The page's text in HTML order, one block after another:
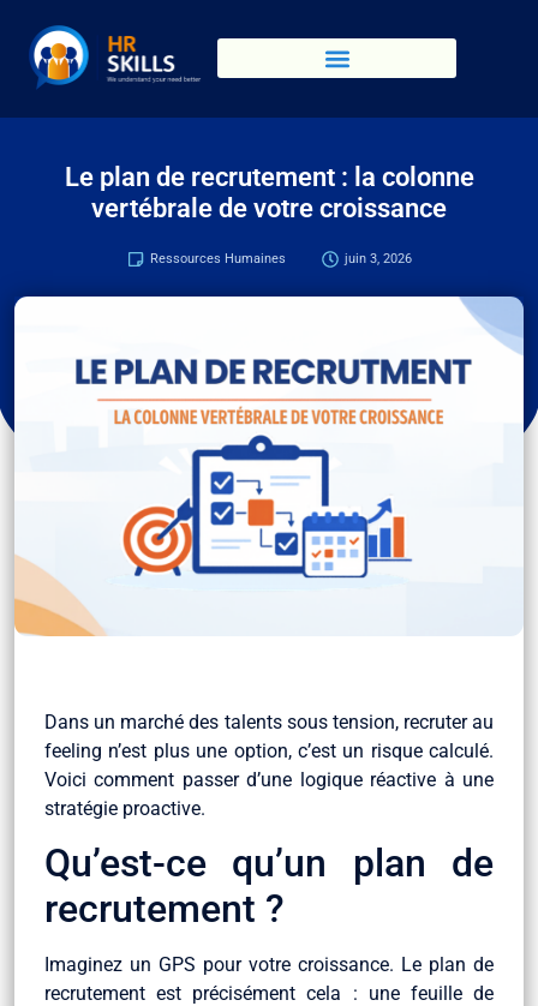
Le plan de recrutement : la colonne
vertébrale de votre croissance
Ressources Humaines juin 3, 2026
Dans un marché des talents sous tension, recruter au
feeling n’est plus une option, c’est un risque calculé.
Voici comment passer d’une logique réactive à une
stratégie proactive.
Qu’est-ce qu’un plan de
recrutement ?
Imaginez un GPS pour votre croissance. Le plan de
recrutement est précisément cela : une feuille de